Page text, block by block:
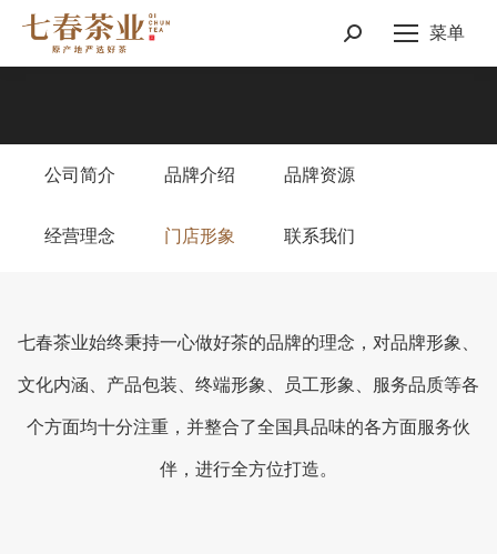
菜单
Search:
公司简介 品牌介绍 品牌资源
经营理念 门店形象 联系我们
七春茶业始终秉持一心做好茶的品牌的理念，对品牌形象、
文化内涵、产品包装、终端形象、员工形象、服务品质等各
个方面均十分注重，并整合了全国具品味的各方面服务伙
伴，进行全方位打造。